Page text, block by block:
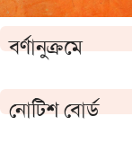
বর্ণানুক্রমে
নোটিশ বোর্ড